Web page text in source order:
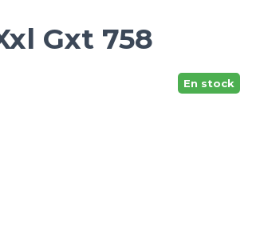
Gxt 758
En stock